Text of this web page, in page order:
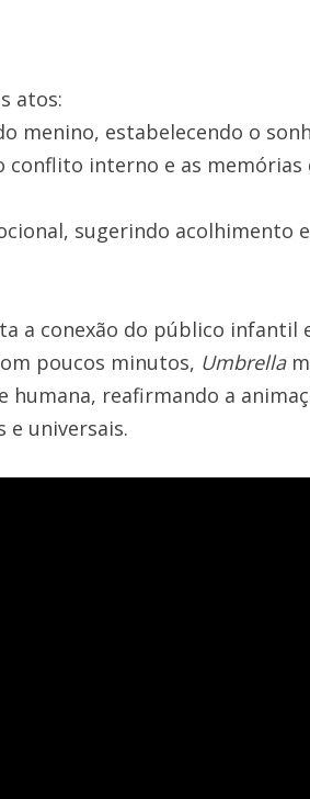
atos:
menino, estabelecendo o
interno e as memórias
sugerindo acolhimento
a conexão do público infantil
poucos minutos, Umbrella
humana, reafirmando a
universais.